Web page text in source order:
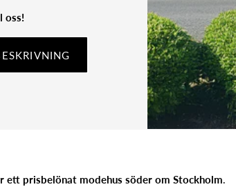
oss!
ett prisbelönat modehus söder om Stockholm.